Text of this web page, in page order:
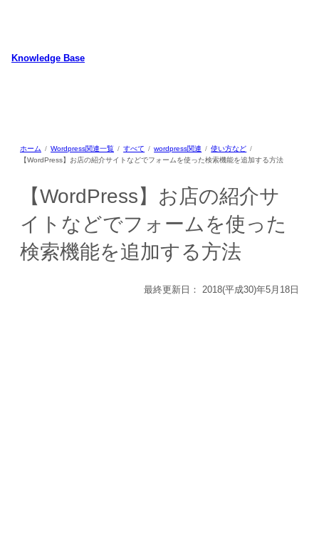
スKnowledge Base
ホーム Wordpress関連一覧 すべて wordpress関連
使い方など
【WordPress】お店の紹介サイトなどでフォームを使った検索機能を追加する方法
【WordPress】お店の紹介サ
イトなどでフォームを使った
検索機能を追加する方法
最終更新日： 2018(平成30)年5月18日